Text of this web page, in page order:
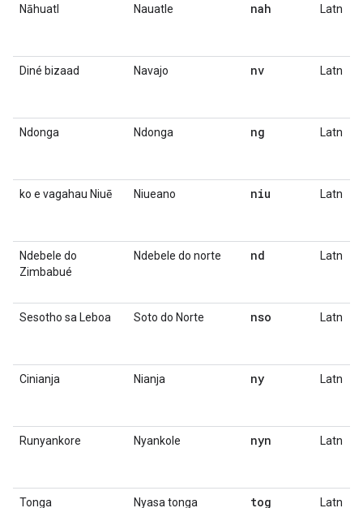
Nāhuatl Nauatle nah Latn
Diné bizaad Navajo nv Latn
Ndonga Ndonga ng Latn
ko e vagahau Niuē Niueano niu Latn
Ndebele do
Zimbabué
Ndebele do norte nd Latn
Sesotho sa Leboa Soto do Norte nso Latn
Cinianja Nianja ny Latn
Runyankore Nyankole nyn Latn
Tonga Nyasa tonga tog Latn